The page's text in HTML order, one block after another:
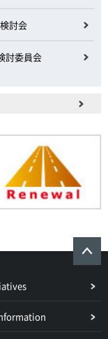
討会
討委員会